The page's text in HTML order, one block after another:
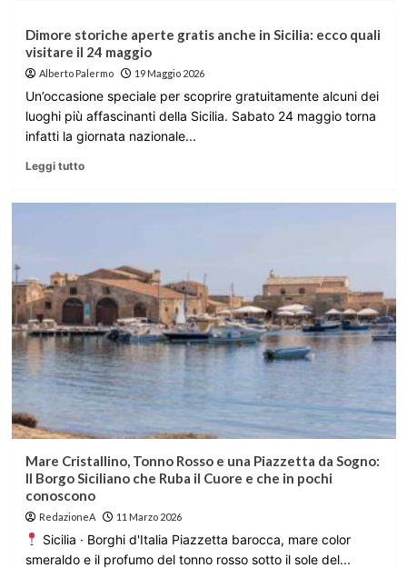
Dimore storiche aperte gratis anche in Sicilia: ecco quali
visitare il 24 maggio
Alberto Palermo 19 Maggio 2026
Un’occasione speciale per scoprire gratuitamente alcuni dei
luoghi più affascinanti della Sicilia. Sabato 24 maggio torna
infatti la giornata nazionale...
Leggi tutto
Mare Cristallino, Tonno Rosso e una Piazzetta da Sogno:
Il Borgo Siciliano che Ruba il Cuore e che in pochi
conoscono
RedazioneA 11 Marzo 2026
Sicilia · Borghi d'Italia Piazzetta barocca, mare color
smeraldo e il profumo del tonno rosso sotto il sole del...